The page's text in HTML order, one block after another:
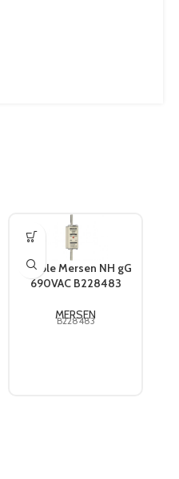
Fusible Mersen NH gG
690VAC B228483
MERSEN
B228483